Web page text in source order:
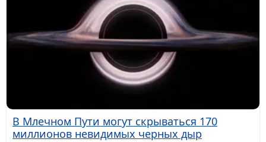
В Млечном Пути могут скрываться 170
миллионов невидимых черных дыр